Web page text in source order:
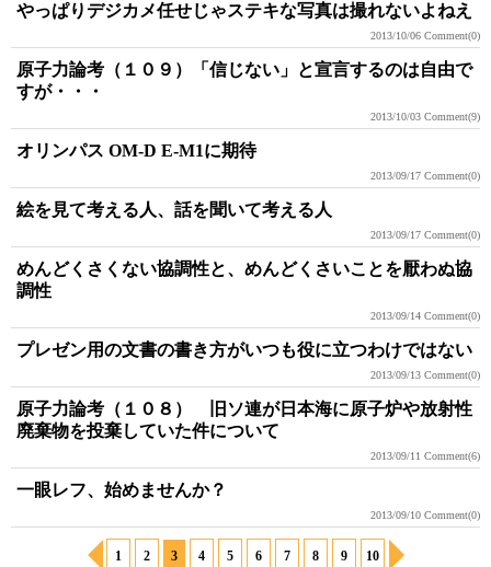
やっぱりデジカメ任せじゃステキな写真は撮れないよねえ
2013/10/06 Comment(0)
原子力論考（１０９）「信じない」と宣言するのは自由で
すが・・・
2013/10/03 Comment(9)
オリンパス OM-D E-M1に期待
2013/09/17 Comment(0)
絵を見て考える人、話を聞いて考える人
2013/09/17 Comment(0)
めんどくさくない協調性と、めんどくさいことを厭わぬ協
調性
2013/09/14 Comment(0)
プレゼン用の文書の書き方がいつも役に立つわけではない
2013/09/13 Comment(0)
原子力論考（１０８） 旧ソ連が日本海に原子炉や放射性
廃棄物を投棄していた件について
2013/09/11 Comment(6)
一眼レフ、始めませんか？
2013/09/10 Comment(0)
1 2 3 4 5 6 7 8 9 10